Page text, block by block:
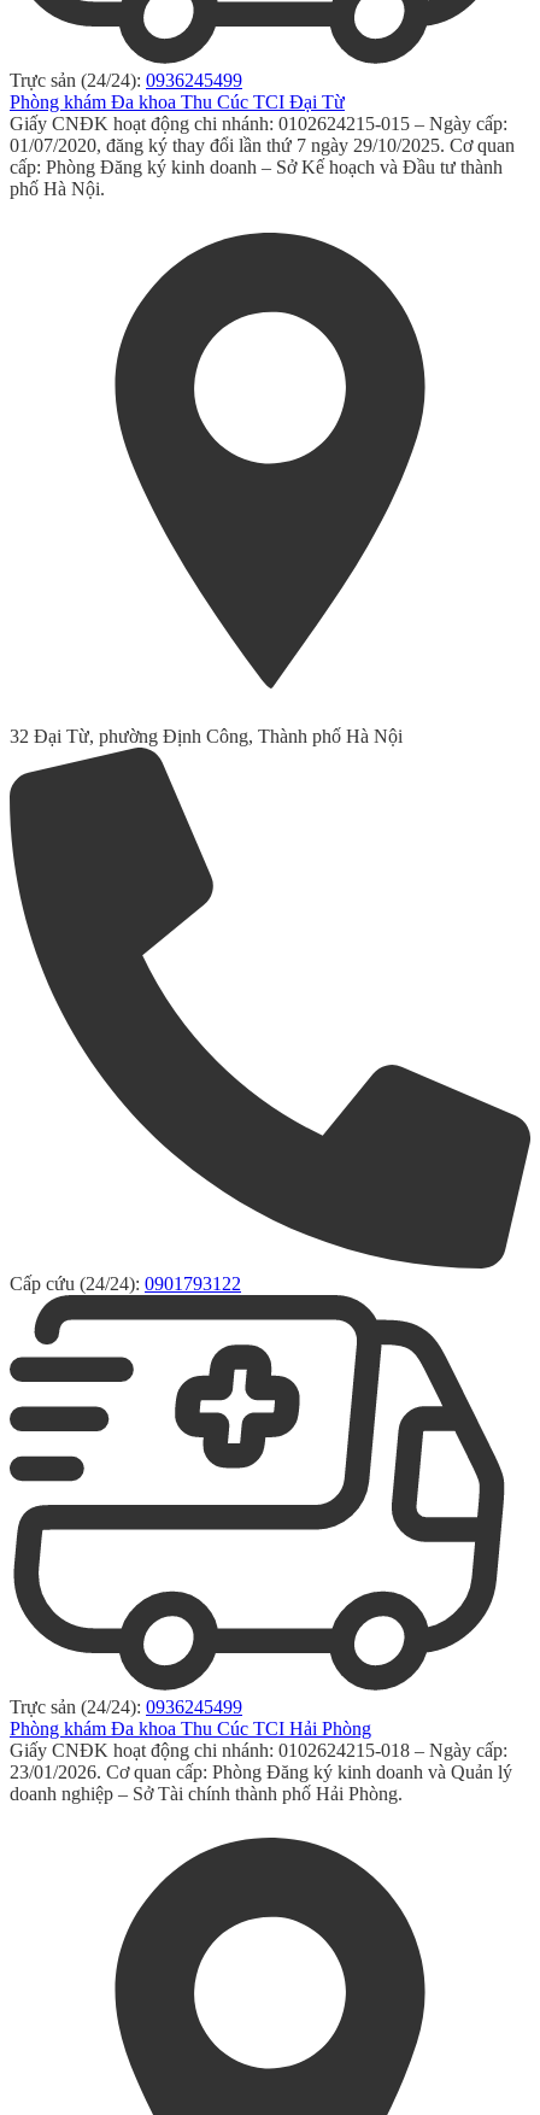
Trực sản (24/24): 0936245499
Phòng khám Đa khoa Thu Cúc TCI Đại Từ
Giấy CNĐK hoạt động chi nhánh: 0102624215-015 – Ngày cấp:
01/07/2020, đăng ký thay đổi lần thứ 7 ngày 29/10/2025. Cơ quan
cấp: Phòng Đăng ký kinh doanh – Sở Kế hoạch và Đầu tư thành
phố Hà Nội.
32 Đại Từ, phường Định Công, Thành phố Hà Nội
Cấp cứu (24/24): 0901793122
Trực sản (24/24): 0936245499
Phòng khám Đa khoa Thu Cúc TCI Hải Phòng
Giấy CNĐK hoạt động chi nhánh: 0102624215-018 – Ngày cấp:
23/01/2026. Cơ quan cấp: Phòng Đăng ký kinh doanh và Quản lý
doanh nghiệp – Sở Tài chính thành phố Hải Phòng.